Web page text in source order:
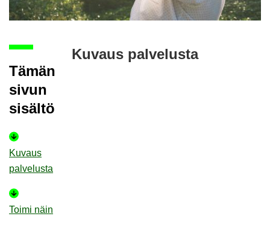
Tämän
sivun
si­säl­tö
Ku­vaus
pal­ve­lus­ta
Toimi näin
Ku­vaus pal­ve­lus­ta